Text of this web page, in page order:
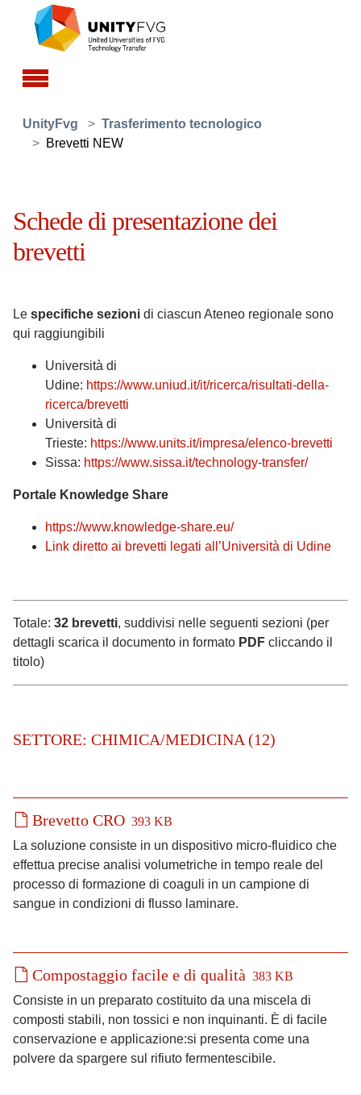
Skip to main content
UnityFvg
Trasferimento tecnologico
Brevetti NEW
Schede di presentazione dei
brevetti
Le specifiche sezioni di ciascun Ateneo regionale sono
qui raggiungibili
Università di
Udine: https://www.uniud.it/it/ricerca/risultati-della-
ricerca/brevetti
Università di
Trieste: https://www.units.it/impresa/elenco-brevetti
Sissa: https://www.sissa.it/technology-transfer/
Portale Knowledge Share
https://www.knowledge-share.eu/
Link diretto ai brevetti legati all’Università di Udine
Totale: 32 brevetti, suddivisi nelle seguenti sezioni (per
dettagli scarica il documento in formato PDF cliccando il
titolo)
SETTORE: CHIMICA/MEDICINA (12)
Brevetto CRO 393 KB
La soluzione consiste in un dispositivo micro-fluidico che
effettua precise analisi volumetriche in tempo reale del
processo di formazione di coaguli in un campione di
sangue in condizioni di flusso laminare.
Compostaggio facile e di qualità 383 KB
Consiste in un preparato costituito da una miscela di
composti stabili, non tossici e non inquinanti. È di facile
conservazione e applicazione:si presenta come una
polvere da spargere sul rifiuto fermentescibile.